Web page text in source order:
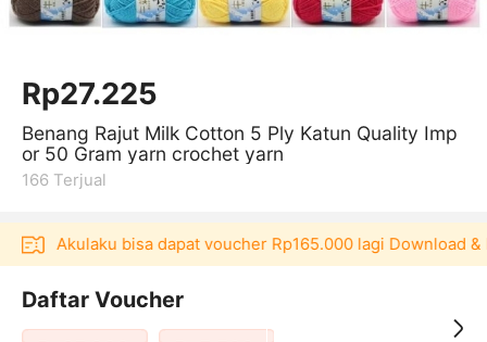
Rp27.225
Benang Rajut Milk Cotton 5 Ply Katun Quality Imp
or 50 Gram yarn crochet yarn
166 Terjual
Akulaku bisa dapat voucher Rp165.000 lagi Download &
Daftar Voucher